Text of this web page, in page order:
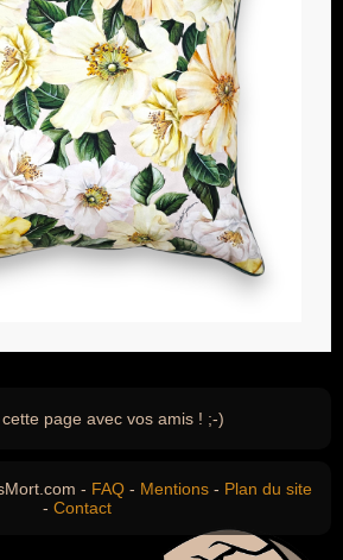
page avec vos amis ! ;-)
- FAQ - Mentions - Plan du site
- Contact